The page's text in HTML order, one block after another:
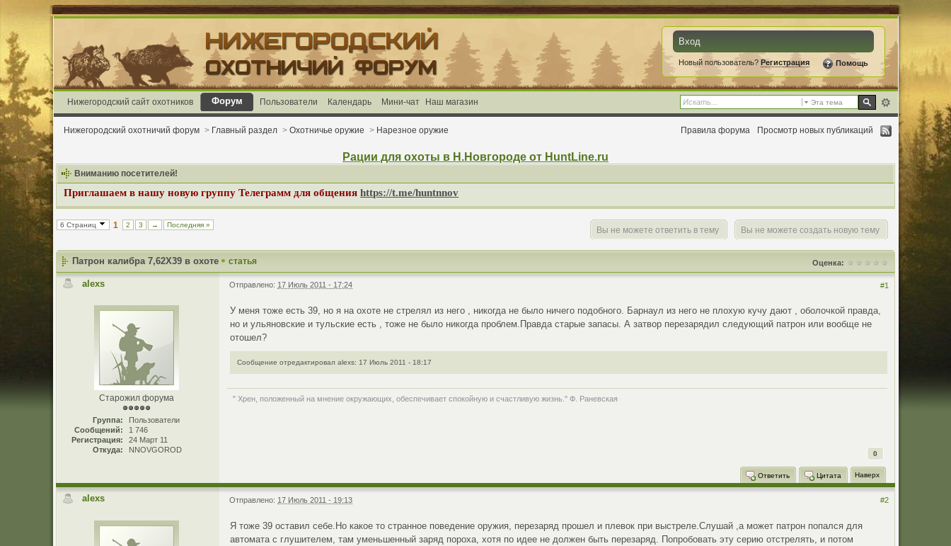
Вход
Новый пользователь? Регистрация Помощь
Эта тема
Нижегородский сайт охотников Форум Пользователи Календарь Мини-чат Наш магазин
Нижегородский охотничий форум > Главный раздел > Охотничье оружие > Нарезное оружие Правила форума Просмотр новых публикаций
Рации для охоты в Н.Новгороде от HuntLine.ru
Вниманию посетителей!
Приглашаем в нашу новую группу Телеграмм для общенияhttps://t.me/huntnnov
6 Страниц 1 2 3 → Последняя »
Вы не можете создать новую тему
Вы не можете ответить в тему
Патрон калибра 7,62Х39 в охоте статья Оценка:
#1
alexs
Старожил форума
Группа:
Пользователи
Сообщений:
1 746
Регистрация:
24 Март 11
Откуда:
NNOVGOROD
Отправлено: 17 Июль 2011 - 17:24
У меня тоже есть 39, но я на охоте не стрелял из него , никогда не было ничего подобного. Барнаул из него не плохую кучу дают , оболочкой правда,
но и ульяновские и тульские есть , тоже не было никогда проблем.Правда старые запасы. А затвор перезарядил следующий патрон или вообще не
отошел?
Сообщение отредактировал alexs: 17 Июль 2011 - 18:17
" Хрен, положенный на мнение окружающих, обеспечивает спокойную и счастливую жизнь." Ф. Раневская
0
Наверх
Цитата
Ответить
#2
alexs Отправлено: 17 Июль 2011 - 19:13
Я тоже 39 оставил себе.Но какое то странное поведение оружия, перезаряд прошел и плевок при выстреле.Слушай ,а может патрон попался для
автомата с глушителем, там уменьшенный заряд пороха, хотя по идее не должен быть перезаряд. Попробовать эту серию отстрелять, и потом